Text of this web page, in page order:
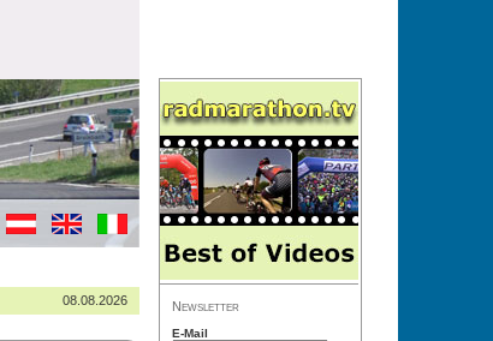
08.08.2026 Newsletter
E-Mail